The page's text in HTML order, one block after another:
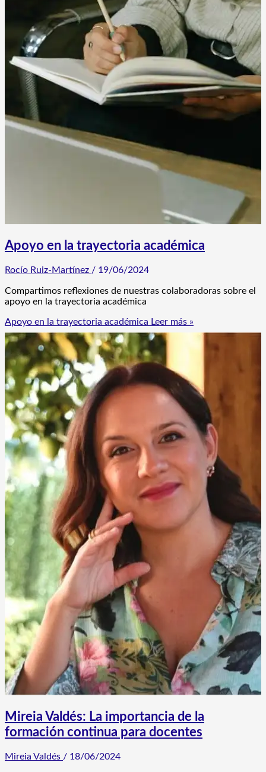
Apoyo en la trayectoria académica
Rocío Ruiz-Martínez / 19/06/2024
Compartimos reflexiones de nuestras colaboradoras sobre el
apoyo en la trayectoria académica
Apoyo en la trayectoria académica Leer más »
Mireia Valdés: La importancia de la
formación continua para docentes
Mireia Valdés / 18/06/2024